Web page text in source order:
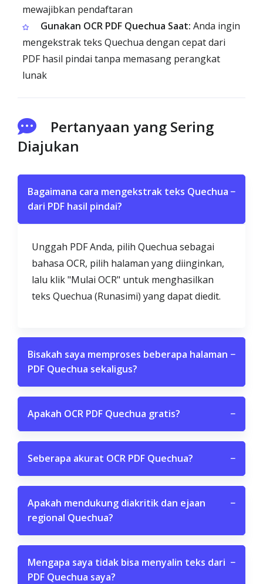
mewajibkan pendaftaran
Gunakan OCR PDF Quechua Saat: Anda ingin
mengekstrak teks Quechua dengan cepat dari
PDF hasil pindai tanpa memasang perangkat
lunak
Pertanyaan yang Sering
Diajukan
Bagaimana cara mengekstrak teks Quechua
dari PDF hasil pindai?
−
Unggah PDF Anda, pilih Quechua sebagai
bahasa OCR, pilih halaman yang diinginkan,
lalu klik "Mulai OCR" untuk menghasilkan
teks Quechua (Runasimi) yang dapat diedit.
Bisakah saya memproses beberapa halaman
PDF Quechua sekaligus?
−
Apakah OCR PDF Quechua gratis? −
Seberapa akurat OCR PDF Quechua? −
Apakah mendukung diakritik dan ejaan
regional Quechua?
−
Mengapa saya tidak bisa menyalin teks dari
PDF Quechua saya?
−